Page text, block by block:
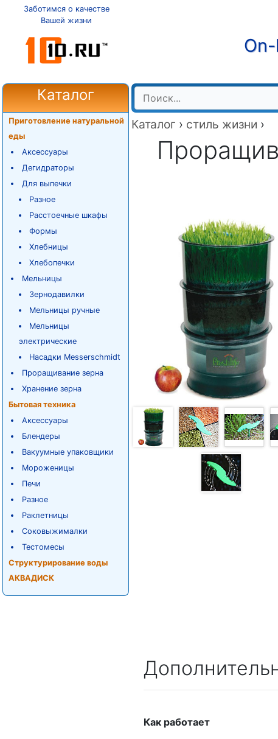
Заботимся о качестве
Вашей жизни
Каталог
Приготовление натуральной
еды
Аксессуары
Дегидраторы
Для выпечки
Разное
Расстоечные шкафы
Формы
Хлебницы
Хлебопечки
Мельницы
Зернодавилки
Мельницы ручные
Мельницы
электрические
Насадки Messerschmidt
Проращивание зерна
Хранение зерна
Бытовая техника
Аксессуары
Блендеры
Вакуумные упаковщики
Мороженицы
Печи
Разное
Раклетницы
Соковыжималки
Тестомесы
Структурирование воды
АКВАДИСК
Каталог › стиль жизни ›
Как работает